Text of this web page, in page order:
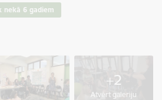
nekā 6 gadiem
+2
Atvērt galeriju